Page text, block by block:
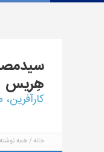
هِریس
خانه همه